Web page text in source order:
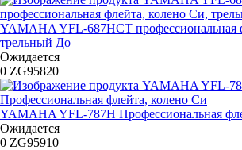
YAMAHA YFL-687HCT профессиональная
трельный До
Ожидается
0 ZG95820
YAMAHA YFL-787H Профессиональная
Ожидается
0 ZG95910